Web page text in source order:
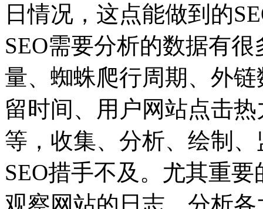
日情况，这点能做到的
SEO需要分析的数据有
量、蜘蛛爬行周期、外
留时间、用户网站点击
等，收集、分析、绘制
SEO措手不及。尤其重
观察网站的日志，分析